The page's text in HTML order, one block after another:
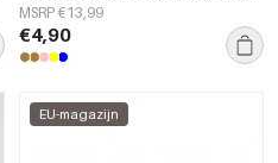
MSRP €13,99
€4,90
EU-magazijn